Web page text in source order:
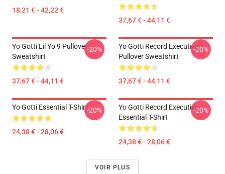
18,21 € - 42,22 €
37,67 € - 44,11 €
Yo Gotti Lil Yo 9 Pullover
Sweatshirt
37,67 € - 44,11 €
-20%
Yo Gotti Record Executive
Pullover Sweatshirt
37,67 € - 44,11 €
-20%
Yo Gotti Essential T-Shirt
24,38 € - 28,06 €
-20%
Yo Gotti Record Executive
Essential T-Shirt
24,38 € - 28,06 €
-20%
VOIR PLUS